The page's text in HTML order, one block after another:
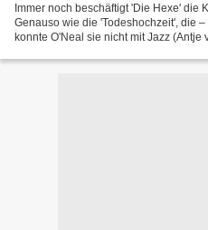
Immer noch beschäftigt 'Die Hexe' die
Genauso wie die 'Todeshochzeit', die
konnte O'Neal sie nicht mit Jazz